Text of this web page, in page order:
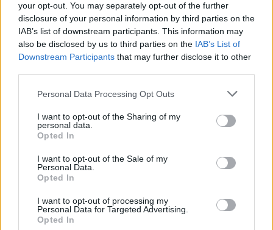
your opt-out. You may separately opt-out of the further
disclosure of your personal information by third parties on the
IAB’s list of downstream participants. This information may
also be disclosed by us to third parties on the IAB’s List of
Downstream Participants that may further disclose it to other
Personal Data Processing Opt Outs
I want to opt-out of the Sharing of my
personal data.
Opted In
I want to opt-out of the Sale of my
Personal Data.
Opted In
I want to opt-out of processing my
Personal Data for Targeted Advertising.
Opted In
κανόνες για επενδύσεις, νησιά και προορισμούς υπό
πίεση
08/08/2026 - 13:21 ΤΟΥΡΙΣΜΟΣ
Υπουργείο Εργασίας: Ο “χάρτης” των πληρωμών
από τον e-ΕΦΚΑ και τη ΔΥΠΑ έως τις 14 Αυγούστου
08/08/2026 - 12:58 ΟΙΚΟΝΟΜΙΑ
Οι Hamilton Reserve Bank και SEE Capital
Hamilton Ltd. συνάπτουν συμφωνία υπηρεσιών
μάρκετινγκ
08/08/2026 - 13:44 ΕΠΙΧΕΙΡΗΣΕΙΣ
Χρηματιστήριο Αθηνών: Εβδομαδιαία άνοδος
08/08/2026 - 12:36 ΟΙΚΟΝΟΜΙΑ